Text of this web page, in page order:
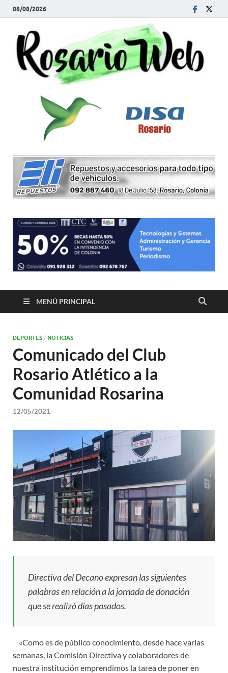
08/08/2026
MENÚ PRINCIPAL
DEPORTES / NOTICIAS
Comunicado del Club
Rosario Atlético a la
Comunidad Rosarina
12/05/2021
Directiva del Decano expresan las siguientes
palabras en relación a la jornada de donación
que se realizó días pasados.
«Como es de público conocimiento, desde hace varias
semanas, la Comisión Directiva y colaboradores de
nuestra institución emprendimos la tarea de poner en